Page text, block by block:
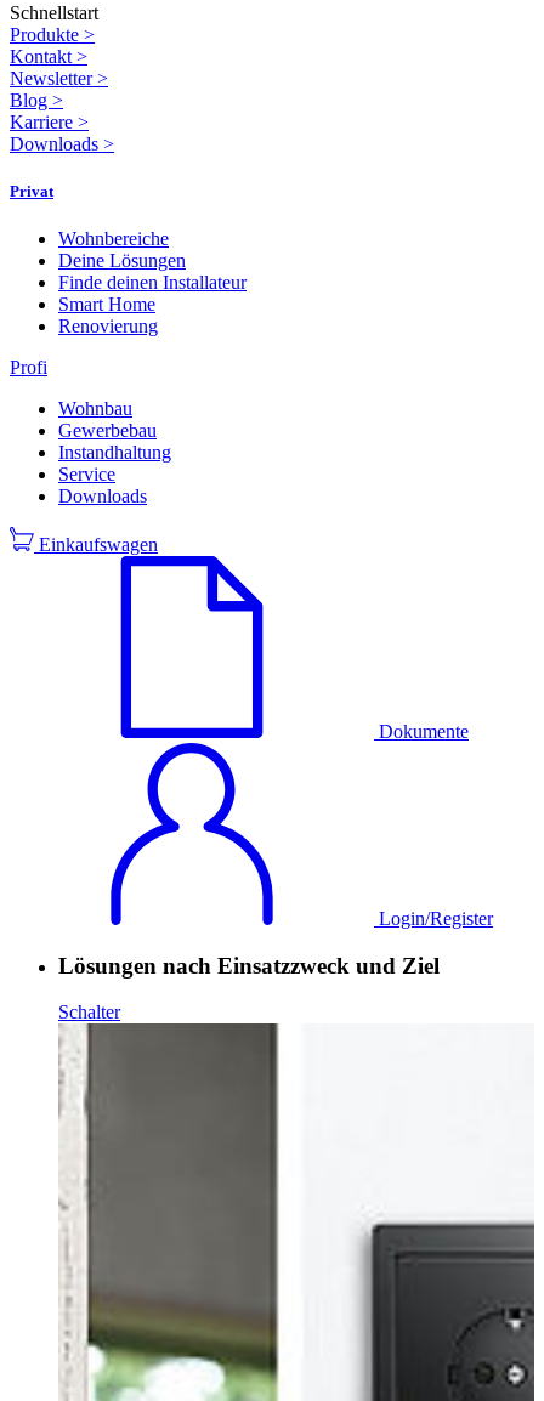
Schnellstart
Produkte >
Kontakt >
Newsletter>
Blog >
Karriere >
Downloads >
Privat
Wohnbereiche
Deine Lösungen
Finde deinen Installateur
Smart Home
Renovierung
Profi
Wohnbau
Gewerbebau
Instandhaltung
Service
Downloads
Einkaufswagen
Dokumente
Login/Register
Lösungen nach Einsatzzweck und Ziel
Schalter